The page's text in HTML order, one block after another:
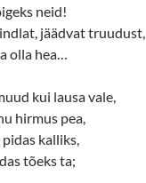
neid!
jäädvat truudust,
olla hea…
kui lausa vale,
hirmus pea,
kalliks,
tõeks ta;